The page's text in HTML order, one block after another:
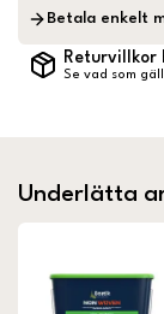
Betala enkelt
Returvillkor
Se vad som
Underlätta